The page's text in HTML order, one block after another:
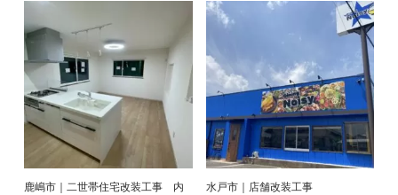
鹿嶋市｜二世帯住宅改装工事 内
水戸市｜店舗改装工事